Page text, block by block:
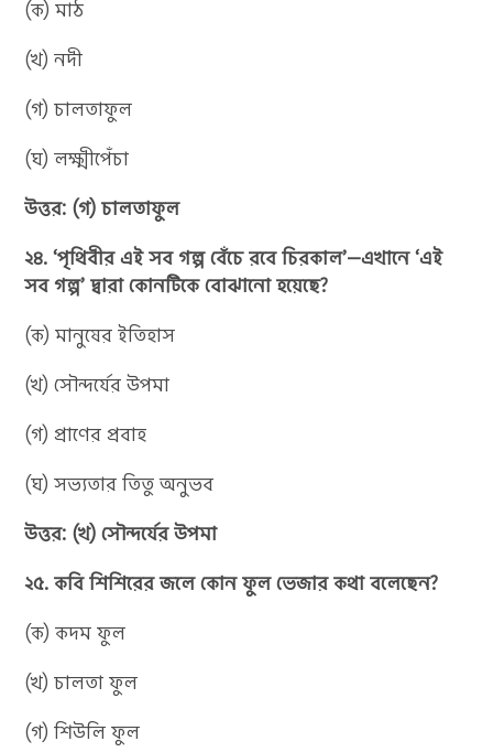
(ক) মাঠ
(খ) নদী
(গ) চালতাফুল
(ঘ) লক্ষ্মীপেঁচা
উত্তর: (গ) চালতাফুল
২৪. ‘পৃথিবীর এই সব গল্প বেঁচে রবে চিরকাল’—এখানে ‘এই
সব গল্প’ দ্বারা কোনটিকে বোঝানো হয়েছে?
(ক) মানুষের ইতিহাস
(খ) সৌন্দর্যের উপমা
(গ) প্রাণের প্রবাহ
(ঘ) সভ্যতার তিতু অনুভব
উত্তর: (খ) সৌন্দর্যের উপমা
২৫. কবি শিশিরের জলে কোন ফুল ভেজার কথা বলেছেন?
(ক) কদম ফুল
(খ) চালতা ফুল
(গ) শিউলি ফুল